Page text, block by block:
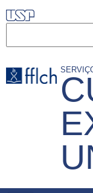
Pular
para
principal